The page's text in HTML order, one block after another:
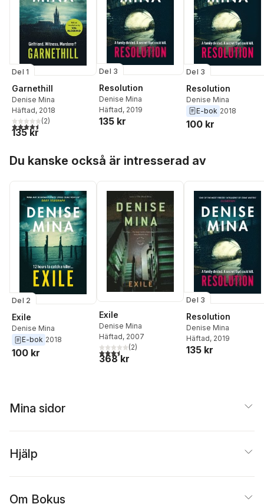
Del 1
Garnethill
Denise Mina
Häftad, 2018
4,5utav 5 stjärnor. Totalt antal röster:
(2)
135 kr
Del 3
Resolution
Denise Mina
Häftad, 2019
135 kr
Del 3
Resolution
Denise Mina
E-bok 2018
100 kr
Du kanske också är intresserad av
Del 2
Exile
Denise Mina
E-bok 2018
100 kr
Exile
Denise Mina
Häftad, 2007
3,5utav 5 stjärnor. Totalt antal röster:
(2)
368 kr
Del 3
Resolution
Denise Mina
Häftad, 2019
135 kr
Mina sidor
Hjälp
Om Bokus